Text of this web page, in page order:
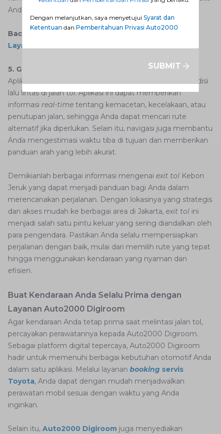
Anda.
Baca Juga:
Layanan Terbaik
5. Gunakan Aplikasi Navigasi
Aplikasi navigasi sangat berguna untuk memantau kondisi
lalu lintas di jalan tol. Aplikasi ini dapat memberikan
informasi real-time tentang kemacetan, kecelakaan, atau
penutupan jalan, sehingga Anda dapat mencari rute
alternatif jika diperlukan. Selain itu, navigasi juga membantu
Anda mengestimasi waktu tiba di tujuan dan memberikan
panduan arah yang lebih akurat.
Demikianlah berbagai informasi mengenai exit tol Kebon
Jeruk yang dapat menjadi panduan bagi Anda dalam
merencanakan perjalanan. Dengan lokasinya yang strategis
dan akses mudah ke berbagai area di Jakarta, exit tol ini
menjadi salah satu pintu keluar yang sering diandalkan oleh
para pengendara. Pastikan Anda selalu mempersiapkan
perjalanan dengan baik, mulai dari memilih rute yang tepat
hingga menggunakan kendaraan yang nyaman dan
efisien.
Buat Kendaraan Anda Selalu Prima dengan
Layanan Auto2000 Digiroom
Agar kendaraan Anda tetap prima saat melintasi jalan tol,
percayakan perawatannya kepada Auto2000 Digiroom.
Sebagai platform digital tepercaya, Auto2000 Digiroom
hadir untuk memenuhi berbagai kebutuhan otomotif Anda
dalam satu aplikasi. Melalui layanan booking servis
Toyota, Anda dapat dengan mudah menjadwalkan
perawatan mobil sesuai dengan waktu yang Anda
inginkan.
Selain itu, Auto2000 Digiroom juga menyediakan
Dengan melanjutkan, saya menyetujui Syarat dan
Ketentuan dan Pemberitahuan Privasi Auto2000
SUBMIT